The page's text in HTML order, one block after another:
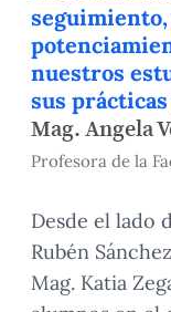
nuestros
sus
Mag. Angela
Profesora de la
Desde el lado
Rubén
Mag. Katia